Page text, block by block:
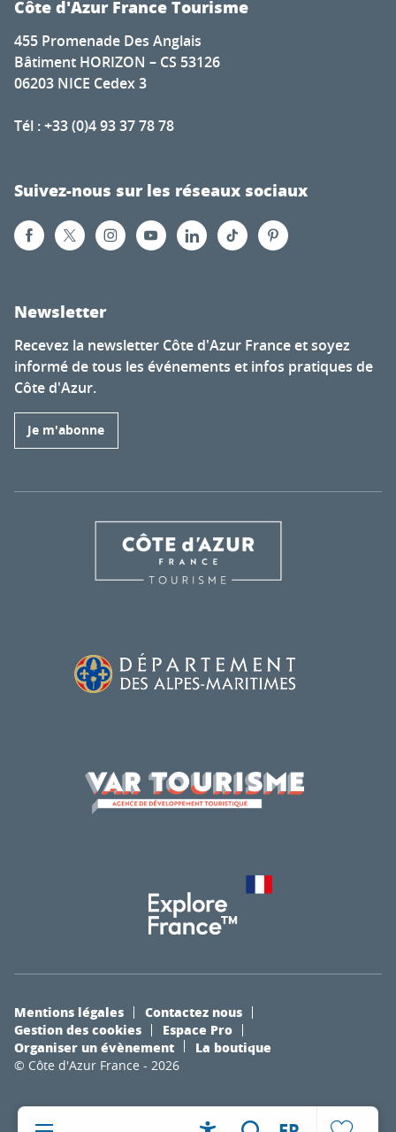
Côte d'Azur France Tourisme
455 Promenade Des Anglais
Bâtiment HORIZON – CS 53126
06203 NICE Cedex 3
Tél : +33 (0)4 93 37 78 78
Suivez-nous sur les réseaux sociaux
Newsletter
Recevez la newsletter Côte d'Azur France et soyez
informé de tous les événements et infos pratiques de
Côte d'Azur.
Je m'abonne
© Côte d'Azur France - 2026
Mentions légales
Contactez nous
Gestion des cookies
Espace Pro
Organiser un évènement
La boutique